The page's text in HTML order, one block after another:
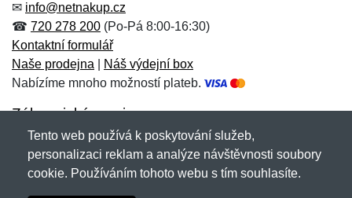
Jméno: *
Zpráva*
E-mail:*
✉ info@netnakup.cz
☎ 720 278 200 (Po-Pá 8:00-16:30)
Kontaktní formulář
Naše prodejna
Náš výdejní box
Nabízíme mnoho možností plateb.
Zákaznický servis
Novinky emailem
Tento web používá k poskytování služeb,
personalizaci reklam a analýze návštěvnosti soubory
cookie. Používáním tohoto webu s tím souhlasíte.